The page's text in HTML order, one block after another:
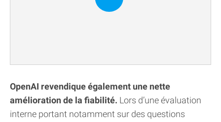
OpenAI revendique également une nette
amélioration de la fiabilité. Lors d’une évaluation
interne portant notamment sur des questions